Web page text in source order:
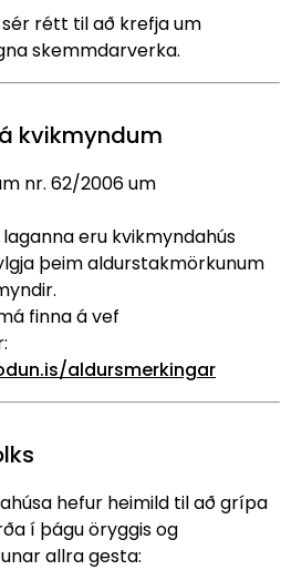
rétt til að krefja um
skemmdarverka.
kvikmyndum
nr. 62/2006 um
eru kvikmyndahús
þeim aldurstakmörkunum
finna á vef
aldursmerkingar
hefur heimild til að grípa
í þágu öryggis og
allra gesta: